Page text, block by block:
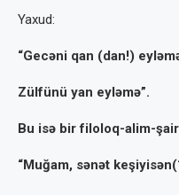
Yaxud:
“Gecəni qan (dan!)
Zülfünü yan eyləmə”.
Bu isə bir filoloq-alim-
“Muğam, sənət